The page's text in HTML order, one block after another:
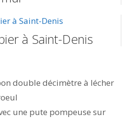
à Saint-Denis
double décimètre à lécher
une pute pompeuse sur